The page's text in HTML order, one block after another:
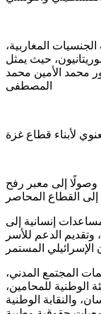
المغاربية،
حيث يمثل
محمد الأمين محمد
وصولًا إلى معبر رفح
إنسانية إلى
الدعم للأسر
المجتمع المدني،
الوطنية للمحامين،
والنقابة الوطنية